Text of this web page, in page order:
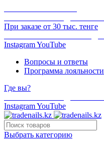
При заказе от 30 тыс. тенге
InstagramYouTube
Вопросы и ответы
Программа лояльности
Где вы?
InstagramYouTube
Выбрать категорию